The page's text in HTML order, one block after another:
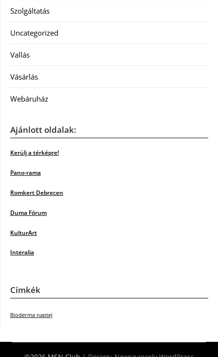
Szolgáltatás
Uncategorized
Vallás
Vásárlás
Webáruház
Ajánlott oldalak:
Kerülj a térképre!
Pano-rama
Romkert Debrecen
Duma Fórum
KulturArt
Interalia
Címkék
Bioderma naptej